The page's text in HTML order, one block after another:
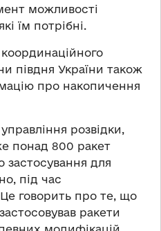
можливості
їм потрібні.
півдня України також
про накопичення
розвідки,
понад 800 ракет
застосування для
під час
говорить про те, що
ракети